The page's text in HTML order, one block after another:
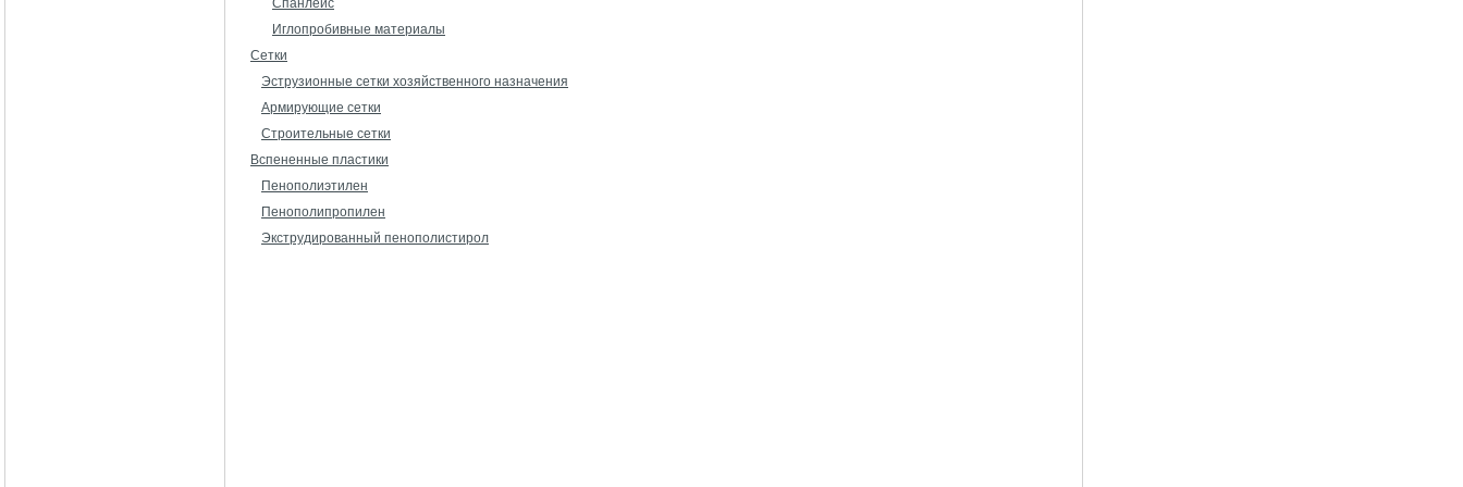
Спанлейс
Иглопробивные материалы
Сетки
Эструзионные сетки хозяйственного назначения
Армирующие сетки
Строительные сетки
Вспененные пластики
Пенополиэтилен
Пенополипропилен
Экструдированный пенополистирол